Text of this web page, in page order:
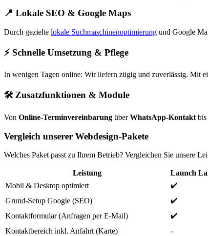
📍 Lokale SEO & Google Maps
Durch gezielte lokale Suchmaschinenoptimierung und Google
⚡ Schnelle Umsetzung & Pflege
In wenigen Tagen online: Wir liefern zügig und zuverlässig. Mit
🛠️ Zusatzfunktionen & Module
Von Online-Terminvereinbarung überWhatsApp-Kontakt
Vergleich unserer Webdesign-Pakete
Welches Paket passt zu Ihrem Betrieb? Vergleichen Sie unsere
Leistung Launch
Mobil & Desktop optimiert
✔️
Grund-Setup Google (SEO)
✔️
Kontaktformular (Anfragen per E-Mail)
✔️
Kontaktbereich inkl. Anfahrt (Karte)
-